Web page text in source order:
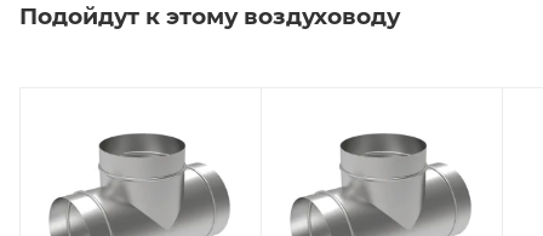
Подойдут к этому воздуховоду